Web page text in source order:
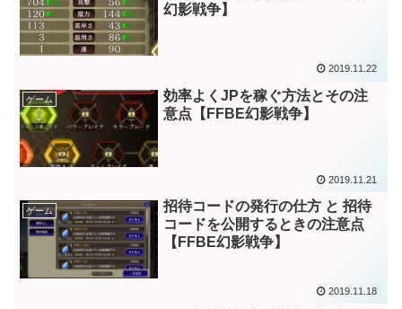
幻影戦争】
2019.11.22
ゲーム
効率よくJPを稼ぐ方法とその注
意点【FFBE幻影戦争】
2019.11.21
ゲーム
招待コードの発行の仕方 と 招待
コードを公開するときの注意点
【FFBE幻影戦争】
2019.11.18